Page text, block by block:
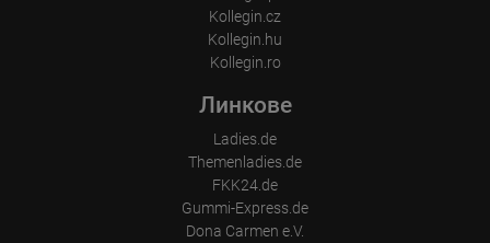
Kollegin.cz
Kollegin.hu
Kollegin.ro
Линкове
Ladies.de
Themenladies.de
FKK24.de
Gummi-Express.de
Dona Carmen e.V.